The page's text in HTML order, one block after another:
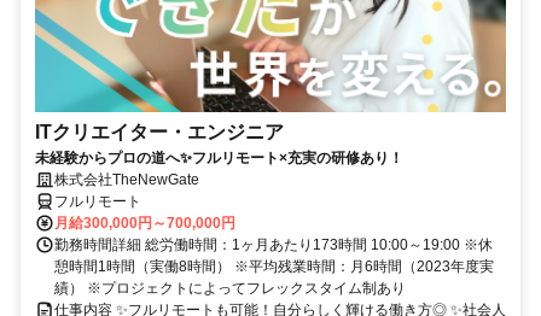
ITクリエイター・エンジニア
未経験からプロの道へ✨フルリモート×充実の研修あり！
株式会社TheNewGate
フルリモート
月給300,000円～700,000円
勤務時間詳細 総労働時間：1ヶ月あたり173時間 10:00～19:00 ※休
憩時間1時間（実働8時間） ※平均残業時間：月6時間（2023年度実
績） ※プロジェクトによってフレックスタイム制あり
仕事内容 ✨フルリモートも可能！自分らしく輝ける働き方◎ ✨社会人